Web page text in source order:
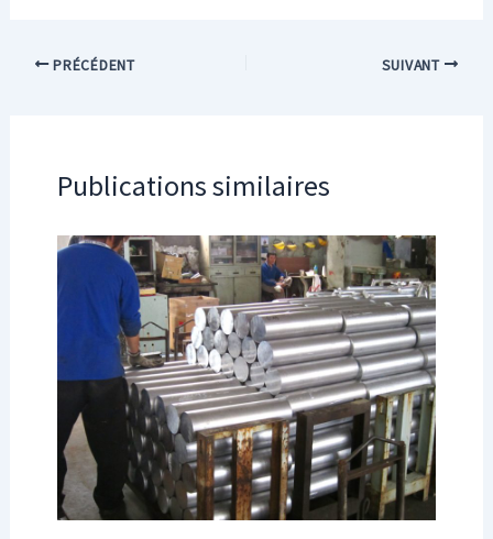
PRÉCÉDENT SUIVANT
Publications similaires